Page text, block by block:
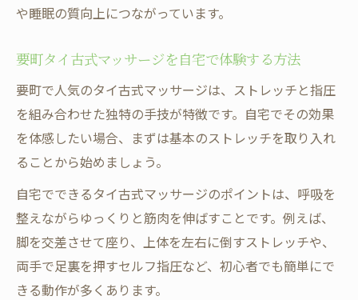
や睡眠の質向上につながっています。
要町タイ古式マッサージを自宅で体験する方法
要町で人気のタイ古式マッサージは、ストレッチと指圧
を組み合わせた独特の手技が特徴です。自宅でその効果
を体感したい場合、まずは基本のストレッチを取り入れ
ることから始めましょう。
自宅でできるタイ古式マッサージのポイントは、呼吸を
整えながらゆっくりと筋肉を伸ばすことです。例えば、
脚を交差させて座り、上体を左右に倒すストレッチや、
両手で足裏を押すセルフ指圧など、初心者でも簡単にで
きる動作が多くあります。